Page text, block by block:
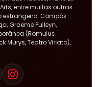
entre muitas outras
estrangeiro. Compôs
Graeme Pulleyn,
(Romulus
Murys, Teatro Viriato),